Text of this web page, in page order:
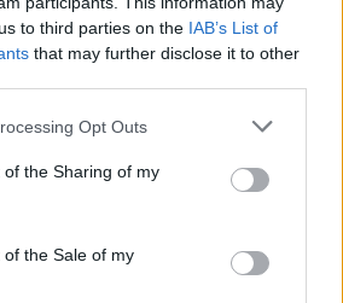
to third parties on the IAB’s List of
that may further disclose it to other
Opt Outs
the Sharing of my
the Sale of my
Calcio Pirri 3
Villamassargia